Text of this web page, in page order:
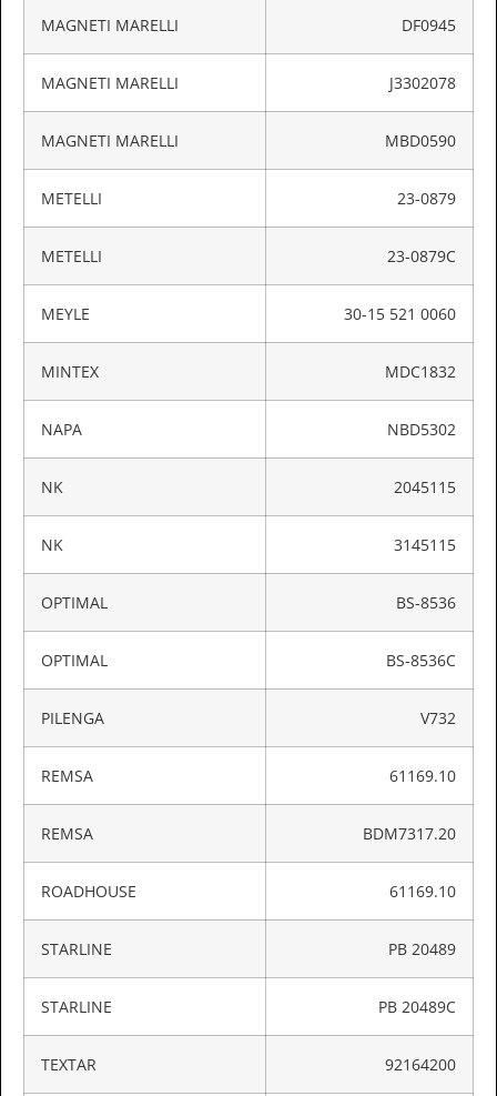
MAGNETI MARELLI DF0945
MAGNETI MARELLI J3302078
MAGNETI MARELLI MBD0590
METELLI 23-0879
METELLI 23-0879C
MEYLE 30-15 521 0060
MINTEX MDC1832
NAPA NBD5302
NK 2045115
NK 3145115
OPTIMAL BS-8536
OPTIMAL BS-8536C
PILENGA V732
REMSA 61169.10
REMSA BDM7317.20
ROADHOUSE 61169.10
STARLINE PB 20489
STARLINE PB 20489C
TEXTAR 92164200